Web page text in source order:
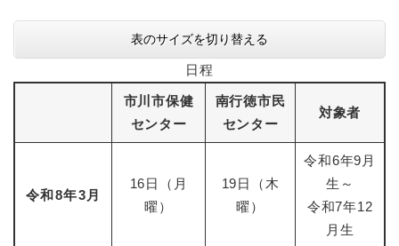
表のサイズを切り替える
日程
市川市保健
センター
南行徳市民
センター
対象者
令和8年3月
16日（月
曜）
19日（木
曜）
令和6年9月
生～
令和7年12
月生